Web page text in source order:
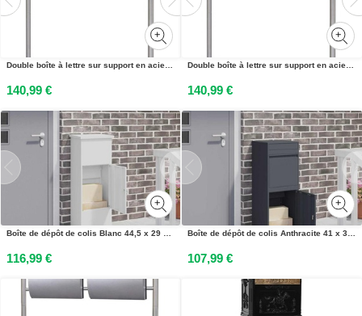
Double boîte à lettre sur support en acier inoxydable
140,99 €
Double boîte à lettre sur support en acier inoxydable
140,99 €
Boîte de dépôt de colis Blanc 44,5 x 29 x 110,5 cm Acier
116,99 €
Boîte de dépôt de colis Anthracite 41 x 38 x 103 cm Acier
107,99 €